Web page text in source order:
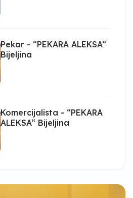
Pekar - “PEKARA ALEKSA“
Bijeljina
Komercijalista - “PEKARA
ALEKSA“ Bijeljina